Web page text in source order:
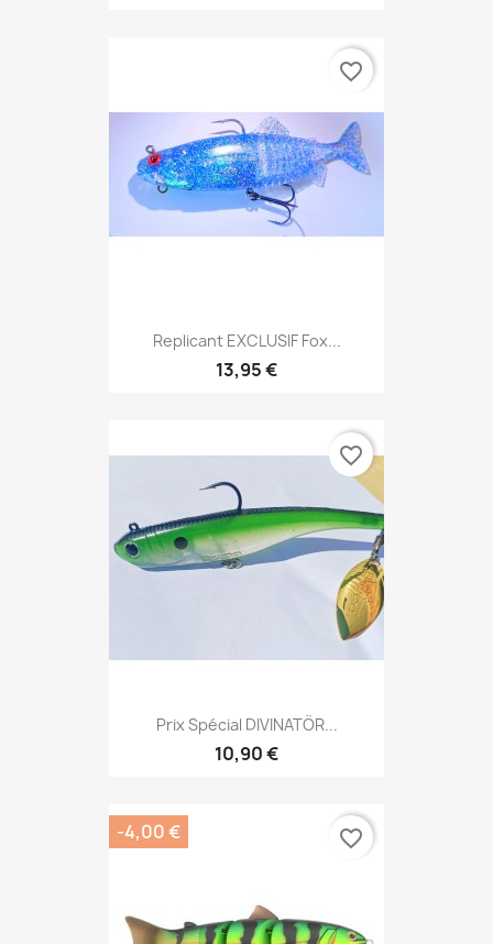
Replicant EXCLUSIF Fox...
13,95 €
favorite_border
Prix Spécial DIVINATÖR...
10,90 €
favorite_border
-4,00 € favorite_border